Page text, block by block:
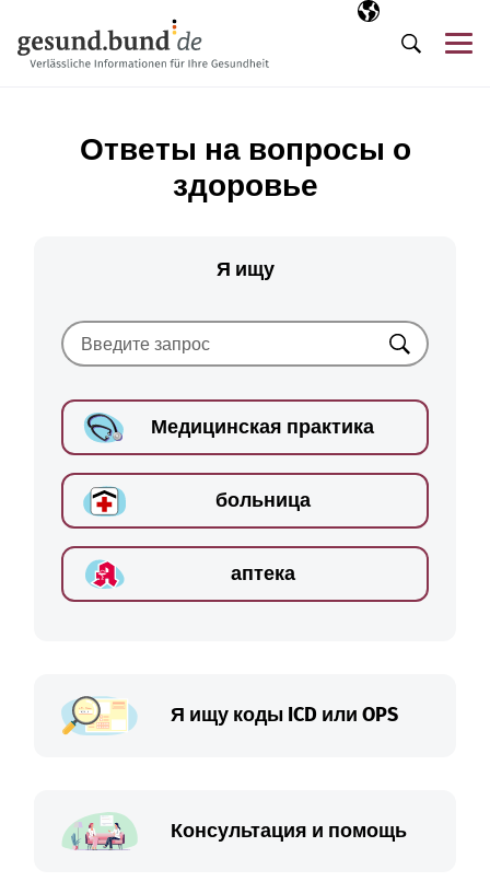
Выбранный
RU
Поиск
Ответы на вопросы о
здоровье
Я ищу
Искать
Медицинская практика
больница
аптека
Я ищу коды ICD или OPS
Консультация и помощь